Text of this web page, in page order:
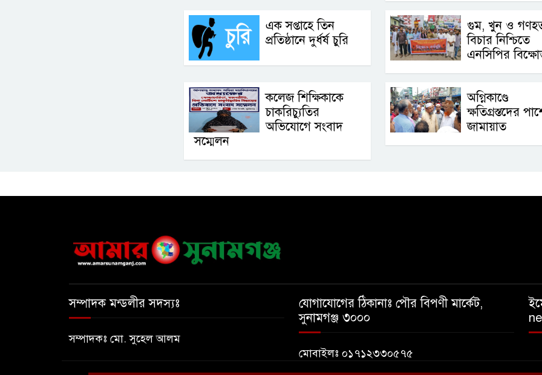
এক সপ্তাহে তিন
প্রতিষ্ঠানে দুর্ধর্ষ চুরি
গুম, খুন ও
বিচার নিশ্চিতে
এনসিপির
কলেজ শিক্ষিকাকে
চাকরিচ্যুতির
অভিযোগে সংবাদ
সম্মেলন
অগ্নিকাণ্ডে
ক্ষতিগ্রস্তদের
জামায়াত
সম্পাদক মন্ডলীর সদস্যঃ
সম্পাদকঃ মো. সুহেল আলম
যোগাযোগের ঠিকানাঃ পৌর বিপণী মার্কেট,
সুনামগঞ্জ ৩০০০
মোবাইলঃ ০১৭১২৩৩০৫৭৫